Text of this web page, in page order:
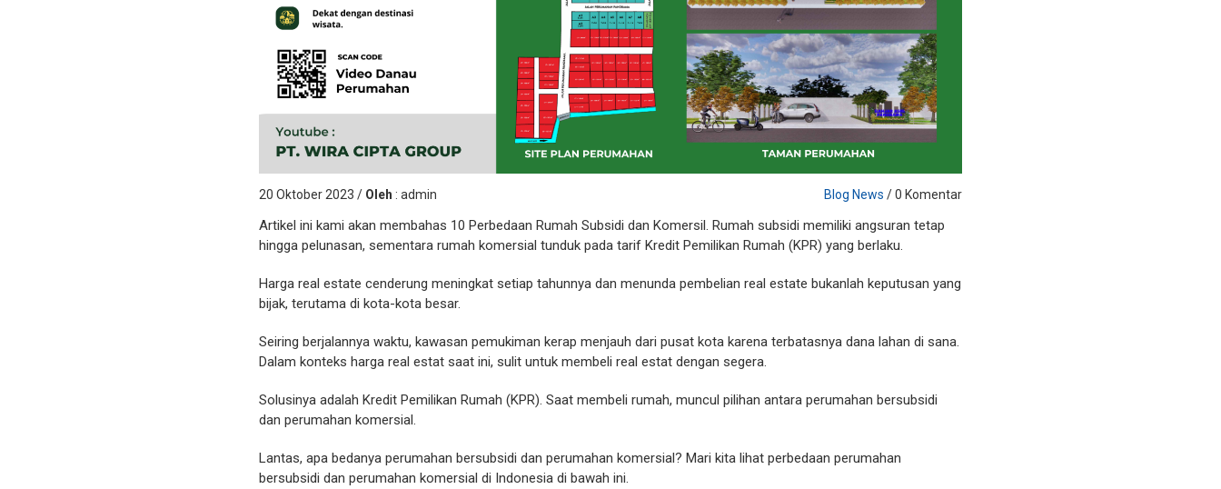
20 Oktober 2023 / Oleh : admin Blog News / 0 Komentar
Artikel ini kami akan membahas 10 Perbedaan Rumah Subsidi dan Komersil. Rumah subsidi memiliki angsuran tetap
hingga pelunasan, sementara rumah komersial tunduk pada tarif Kredit Pemilikan Rumah (KPR) yang berlaku.
Harga real estate cenderung meningkat setiap tahunnya dan menunda pembelian real estate bukanlah keputusan yang
bijak, terutama di kota-kota besar.
Seiring berjalannya waktu, kawasan pemukiman kerap menjauh dari pusat kota karena terbatasnya dana lahan di sana.
Dalam konteks harga real estat saat ini, sulit untuk membeli real estat dengan segera.
Solusinya adalah Kredit Pemilikan Rumah (KPR). Saat membeli rumah, muncul pilihan antara perumahan bersubsidi
dan perumahan komersial.
Lantas, apa bedanya perumahan bersubsidi dan perumahan komersial? Mari kita lihat perbedaan perumahan
bersubsidi dan perumahan komersial di Indonesia di bawah ini.